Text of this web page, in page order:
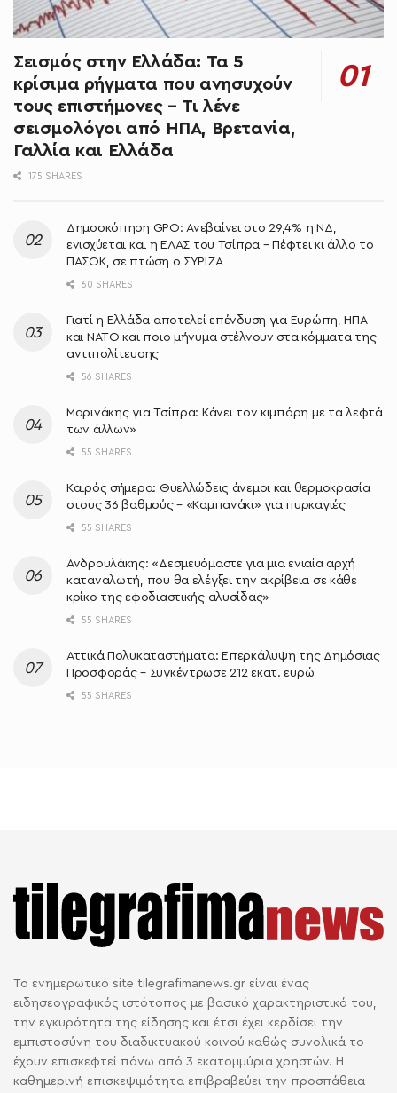
Σεισμός στην Ελλάδα: Τα 5
κρίσιμα ρήγματα που ανησυχούν
τους επιστήμονες – Τι λένε
σεισμολόγοι από ΗΠΑ, Βρετανία,
Γαλλία και Ελλάδα
175 SHARES
Δημοσκόπηση GPO: Ανεβαίνει στο 29,4% η ΝΔ,
ενισχύεται και η ΕΛΑΣ του Τσίπρα – Πέφτει κι άλλο το
ΠΑΣΟΚ, σε πτώση ο ΣΥΡΙΖΑ
60 SHARES
Γιατί η Ελλάδα αποτελεί επένδυση για Ευρώπη, ΗΠΑ
και ΝΑΤΟ και ποιο μήνυμα στέλνουν στα κόμματα της
αντιπολίτευσης
56 SHARES
Μαρινάκης για Τσίπρα: Κάνει τον κιμπάρη με τα λεφτά
των άλλων»
55 SHARES
Καιρός σήμερα: Θυελλώδεις άνεμοι και θερμοκρασία
στους 36 βαθμούς – «Καμπανάκι» για πυρκαγιές
55 SHARES
Ανδρουλάκης: «Δεσμευόμαστε για μια ενιαία αρχή
καταναλωτή, που θα ελέγξει την ακρίβεια σε κάθε
κρίκο της εφοδιαστικής αλυσίδας»
55 SHARES
Αττικά Πολυκαταστήματα: Επερκάλυψη της Δημόσιας
Προσφοράς – Συγκέντρωσε 212 εκατ. ευρώ
55 SHARES
Το ενημερωτικό site tilegrafimanews.gr είναι ένας
ειδησεογραφικός ιστότοπος με βασικό χαρακτηριστικό του,
την εγκυρότητα της είδησης και έτσι έχει κερδίσει την
εμπιστοσύνη του διαδικτυακού κοινού καθώς συνολικά το
έχουν επισκεφτεί πάνω από 3 εκατομμύρια χρηστών. Η
καθημερινή επισκεψιμότητα επιβραβεύει την προσπάθεια